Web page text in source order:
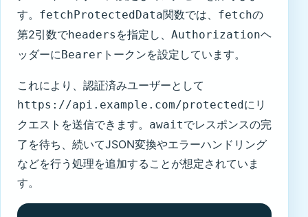
す。 fetchProtectedData関数では、 fetchの
第2引数でheaders を指定し、 Authorizationヘ
ッダーにBearer トークンを設定しています。
これにより、認証済みユーザーとして
https://api.example.com/protectedにリ
クエストを送信できます。 awaitでレスポンスの完
了を待ち、続いてJSON変換やエラーハンドリング
などを行う処理を追加することが想定されていま
す。